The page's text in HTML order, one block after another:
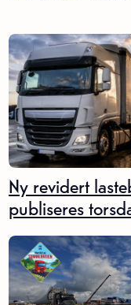
Ny revidert
publiseres